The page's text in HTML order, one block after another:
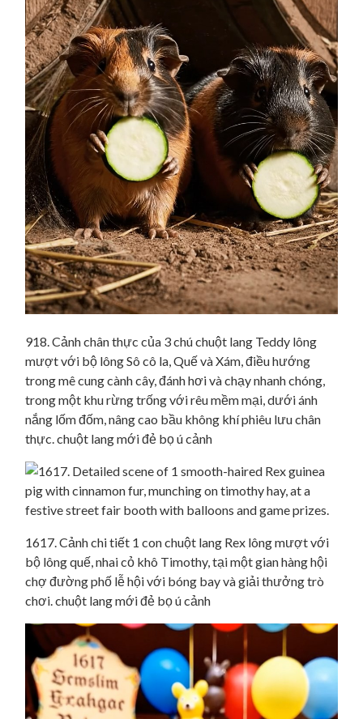
918. Cảnh chân thực của 3 chú chuột lang Teddy lông
mượt với bộ lông Sô cô la, Quế và Xám, điều hướng
trong mê cung cành cây, đánh hơi và chạy nhanh chóng,
trong một khu rừng trống với rêu mềm mại, dưới ánh
nắng lốm đốm, nâng cao bầu không khí phiêu lưu chân
thực. chuột lang mới đẻ bọ ú cảnh
1617. Cảnh chi tiết 1 con chuột lang Rex lông mượt với
bộ lông quế, nhai cỏ khô Timothy, tại một gian hàng hội
chợ đường phố lễ hội với bóng bay và giải thưởng trò
chơi. chuột lang mới đẻ bọ ú cảnh